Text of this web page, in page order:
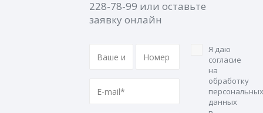
228-78-99 или оставьте
заявку онлайн
Я даю
согласие
на
обработку
персональных
данных